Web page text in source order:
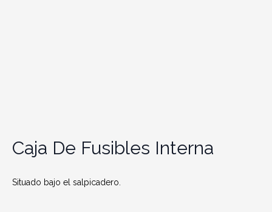
Caja De Fusibles Interna
Situado bajo el salpicadero.